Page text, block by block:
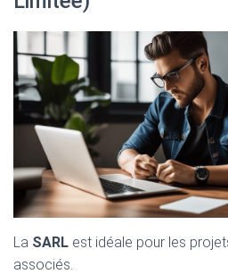
La SARL est idéale pour les
associés.